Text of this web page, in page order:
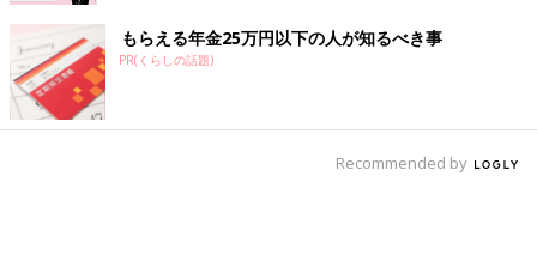
しょう。原因はどちらにあるかわかりませんし、妊娠はどちらか
だけのものではありません。妊娠・出産、そしてその後の子育て
も２人で行っていくものです。必ずしも妊娠がゴールではありま
せん。
もらえる年金25万円以下の人が知るべき事
PR(くらしの話題)
Recommended by